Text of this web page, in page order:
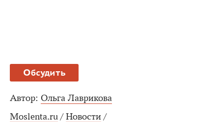
Обсудить
Автор: Ольга Лаврикова
Moslenta.ru / Новости /